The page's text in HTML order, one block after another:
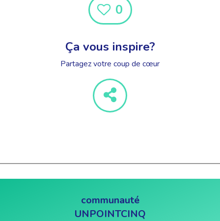
0
Ça vous inspire?
Partagez votre coup de cœur
communauté
UNPOINTCINQ